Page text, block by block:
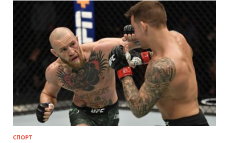
СПОРТ